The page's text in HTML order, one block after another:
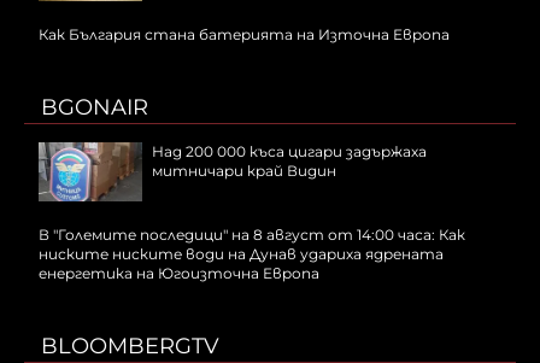
Как България стана батерията на Източна Европа
BGONAIR
Над 200 000 къса цигари задържаха
митничари край Видин
В "Големите последици" на 8 август от 14:00 часа: Как
ниските ниските води на Дунав удариха ядрената
енергетика на Югоизточна Европа
BLOOMBERGTV